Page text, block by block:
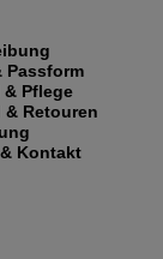
Passform
& Pflege
& Retouren
Kontakt